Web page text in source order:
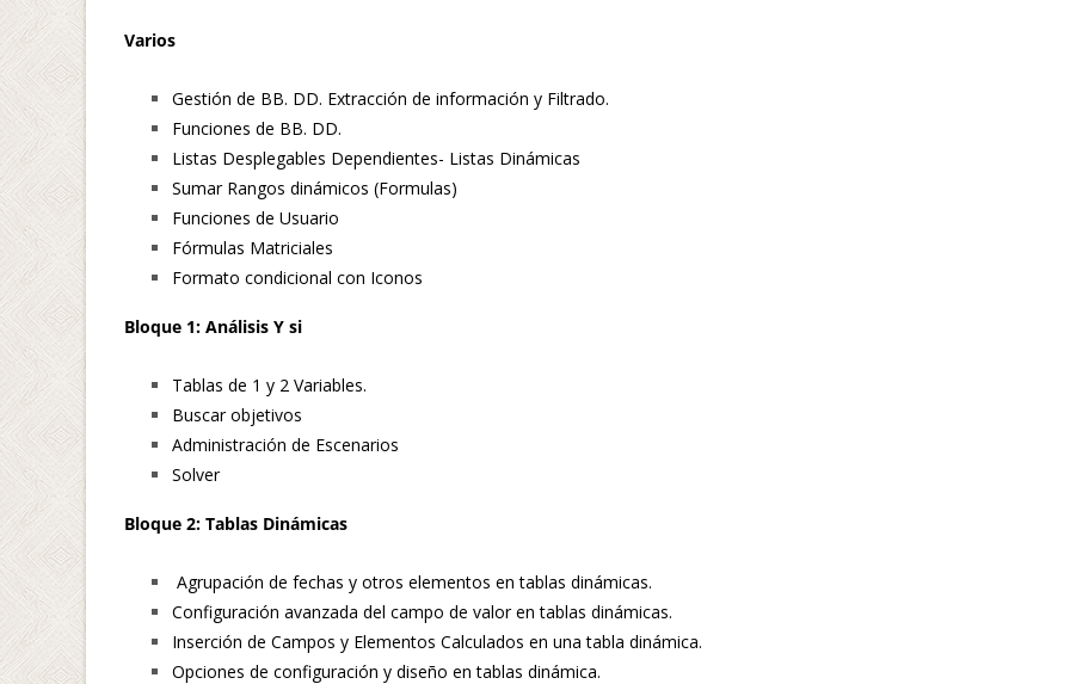
Varios
Gestión de BB. DD. Extracción de información y Filtrado.
Funciones de BB. DD.
Listas Desplegables Dependientes- Listas Dinámicas
Sumar Rangos dinámicos (Formulas)
Funciones de Usuario
Fórmulas Matriciales
Formato condicional con Iconos
Bloque 1: Análisis Y si
Tablas de 1 y 2 Variables.
Buscar objetivos
Administración de Escenarios
Solver
Bloque 2: Tablas Dinámicas
Agrupación de fechas y otros elementos en tablas dinámicas.
Configuración avanzada del campo de valor en tablas dinámicas.
Inserción de Campos y Elementos Calculados en una tabla dinámica.
Opciones de configuración y diseño en tablas dinámica.